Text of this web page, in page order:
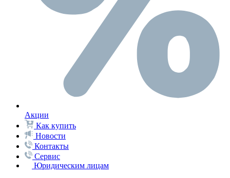
Акции
Как купить
Новости
Контакты
Сервис
Юридическим лицам